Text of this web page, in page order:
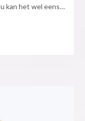
kan het wel eens…